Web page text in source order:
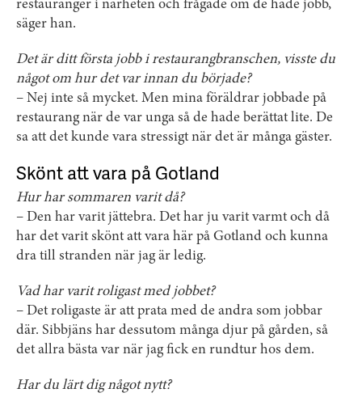
restauranger i närheten och frågade om de hade jobb,
säger han.
Det är ditt första jobb i restaurangbranschen, visste du
något om hur det var innan du började?
– Nej inte så mycket. Men mina föräldrar jobbade på
restaurang när de var unga så de hade berättat lite. De
sa att det kunde vara stressigt när det är många gäster.
Skönt att vara på Gotland
Hur har sommaren varit då?
– Den har varit jättebra. Det har ju varit varmt och då
har det varit skönt att vara här på Gotland och kunna
dra till stranden när jag är ledig.
Vad har varit roligast med jobbet?
– Det roligaste är att prata med de andra som jobbar
där. Sibbjäns har dessutom många djur på gården, så
det allra bästa var när jag fick en rundtur hos dem.
Har du lärt dig något nytt?